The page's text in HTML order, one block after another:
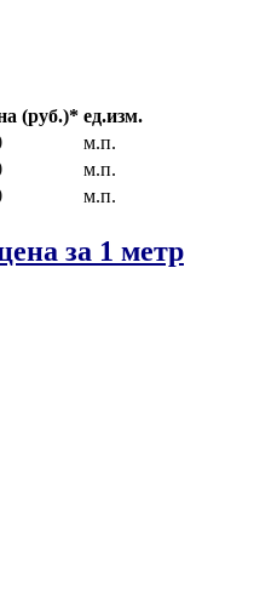
(руб.)* ед.изм.
м.п.
м.п.
м.п.
за 1 метр